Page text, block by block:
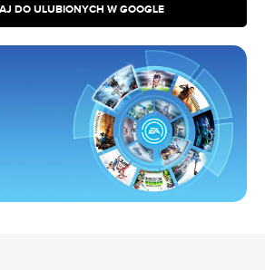
DO ULUBIONYCH W GOOGLE